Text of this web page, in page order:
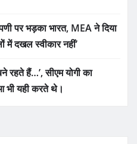
पर भड़का भारत, MEA ने दिया
में दखल स्वीकार नहीं’
रहते हैं…’, सीएम योगी का
भी यही करते थे।